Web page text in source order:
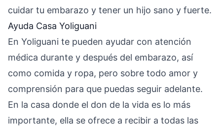
cuidar tu embarazo y tener un hijo sano y fuerte.
Ayuda Casa Yoliguani
En Yoliguani te pueden ayudar con atención
médica durante y después del embarazo, así
como comida y ropa, pero sobre todo amor y
comprensión para que puedas seguir adelante.
En la casa donde el don de la vida es lo más
importante, ella se ofrece a recibir a todas las